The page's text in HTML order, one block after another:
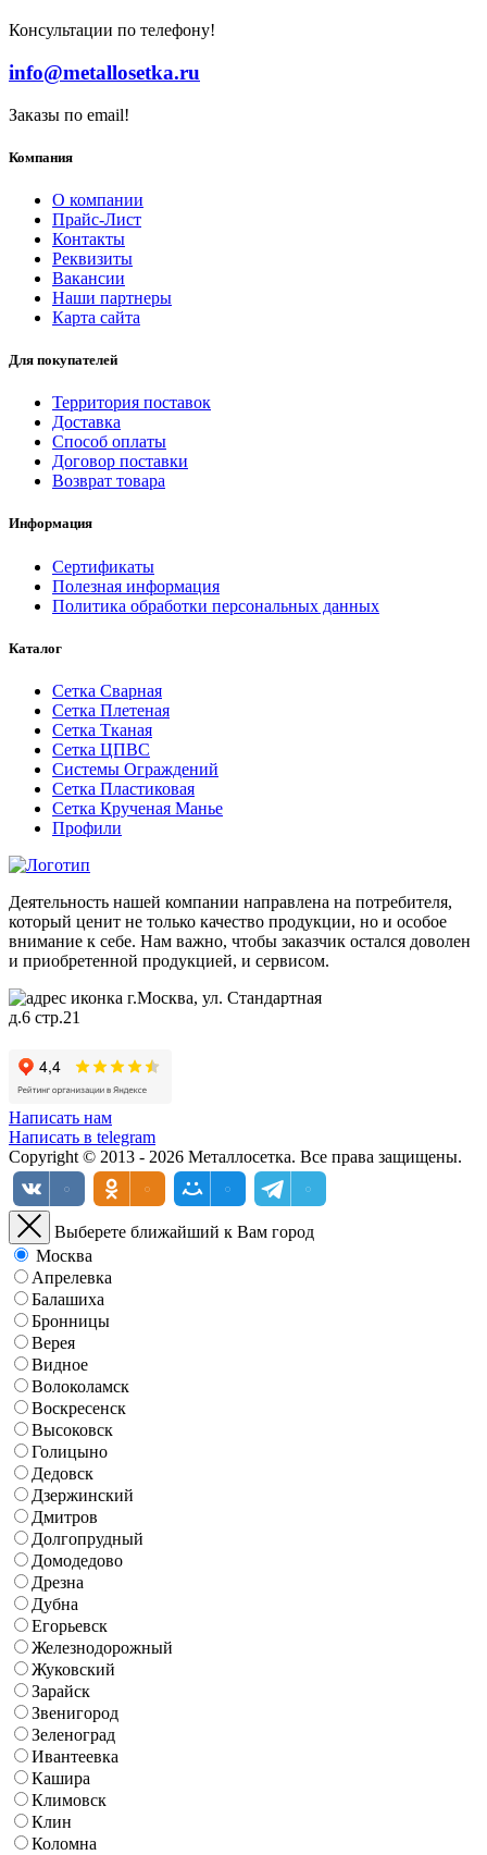
Консультации по телефону!
info@metallosetka.ru
Заказы по email!
Компания
О компании
Прайс-Лист
Контакты
Реквизиты
Вакансии
Наши партнеры
Карта сайта
Для покупателей
Территория поставок
Доставка
Способ оплаты
Договор поставки
Возврат товара
Информация
Сертификаты
Полезная информация
Политика обработки персональных данных
Каталог
Сетка Сварная
Сетка Плетеная
Сетка Тканая
Сетка ЦПВС
Системы Ограждений
Сетка Пластиковая
Сетка Крученая Манье
Профили
Деятельность нашей компании направлена на потребителя,
который ценит не только качество продукции, но и особое
внимание к себе. Нам важно, чтобы заказчик остался доволен
и приобретенной продукцией, и сервисом.
г.Москва, ул. Стандартная
д.6 стр.21
Написать нам
Написать в telegram
Copyright © 2013 - 2026 Металлосетка. Все права защищены.
Выберете ближайший к Вам город
Москва
Апрелевка
Балашиха
Бронницы
Верея
Видное
Волоколамск
Воскресенск
Высоковск
Голицыно
Дедовск
Дзержинский
Дмитров
Долгопрудный
Домодедово
Дрезна
Дубна
Егорьевск
Железнодорожный
Жуковский
Зарайск
Звенигород
Зеленоград
Ивантеевка
Кашира
Климовск
Клин
Коломна